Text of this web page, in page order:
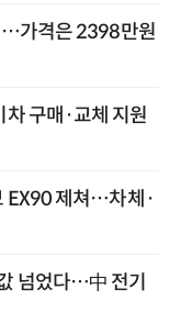
…가격은 2398만원
구매·교체 지원
EX90 제쳐…차체·
넘었다…中 전기